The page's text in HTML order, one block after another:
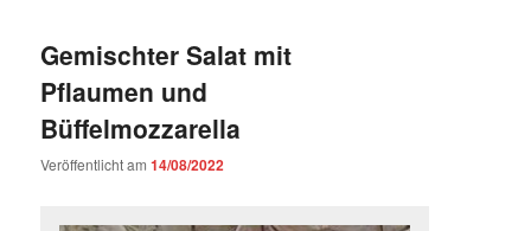
Gemischter Salat mit
Pflaumen und
Büffelmozzarella
Veröffentlicht am14/08/2022